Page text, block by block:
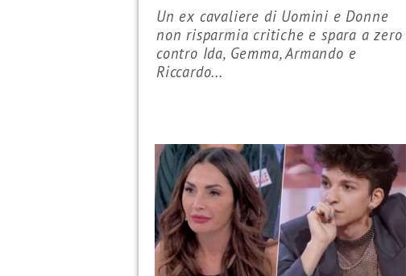
Un ex cavaliere di Uomini e Donne
non risparmia critiche e spara a zero
contro Ida, Gemma, Armando e
Riccardo...